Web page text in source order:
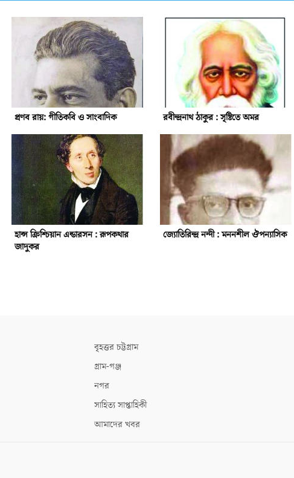
প্রণব রায়: গীতিকবি ও সাংবাদিক রবীন্দ্রনাথ ঠাকুর : সৃষ্টিতে অমর
হান্স ক্রিশ্চিয়ান এন্ডারসন : রূপকথার
জাদুকর
জ্যোতিরিন্দ্র নন্দী : মননশীল ঔপন্যাসিক
বৃহত্তর চট্টগ্রাম
গ্রাম-গঞ্জ
নগর
সাহিত্য সাপ্তাহিকী
আমাদের খবর